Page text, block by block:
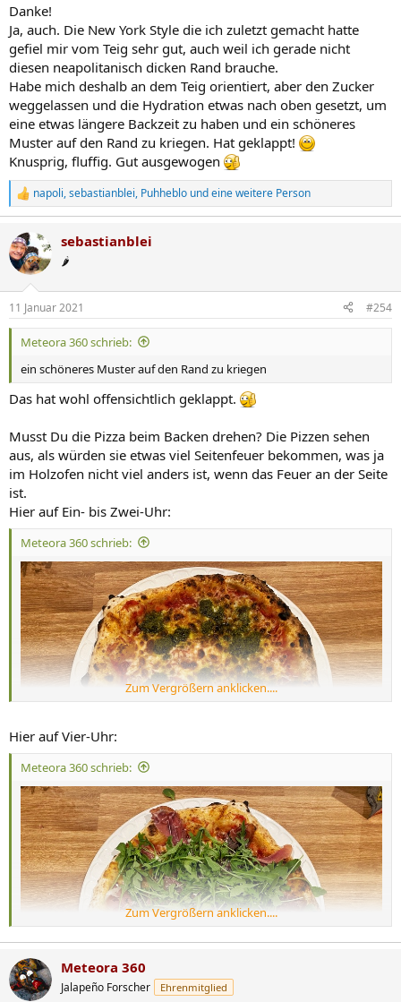
Danke!
Ja, auch. Die New York Style die ich zuletzt gemacht hatte
gefiel mir vom Teig sehr gut, auch weil ich gerade nicht
diesen neapolitanisch dicken Rand brauche.
Habe mich deshalb an dem Teig orientiert, aber den Zucker
weggelassen und die Hydration etwas nach oben gesetzt, um
eine etwas längere Backzeit zu haben und ein schöneres
Muster auf den Rand zu kriegen. Hat geklappt!
Knusprig, fluffig. Gut ausgewogen
R
e
k
t
i
e
n
napoli,sebastianblei, Puhheblo und eine weitere Person
sebastianblei
🌶️
11 Januar 2021 #254
Meteora 360 schrieb:
ein schöneres Muster auf den Rand zu kriegen
Das hat wohl offensichtlich geklappt.
Musst Du die Pizza beim Backen drehen? Die Pizzen sehen
aus, als würden sie etwas viel Seitenfeuer bekommen, was ja
im Holzofen nicht viel anders ist, wenn das Feuer an der Seite
ist.
Hier auf Ein- bis Zwei-Uhr:
Meteora 360 schrieb:
Zum Vergrößern anklicken....
Hier auf Vier-Uhr:
Meteora 360 schrieb:
Zum Vergrößern anklicken....
Meteora 360
Jalapeño Forscher Ehrenmitglied